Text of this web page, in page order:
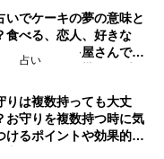
いでケーキの夢の意味と
食べる、恋人、好きな
一人、ケーキ屋さんで働
残す、購入、貰う、プレ
占い
りは複数持っても大丈
お守りを複数持つ時に気
けるポイントや効果的な
金運財布